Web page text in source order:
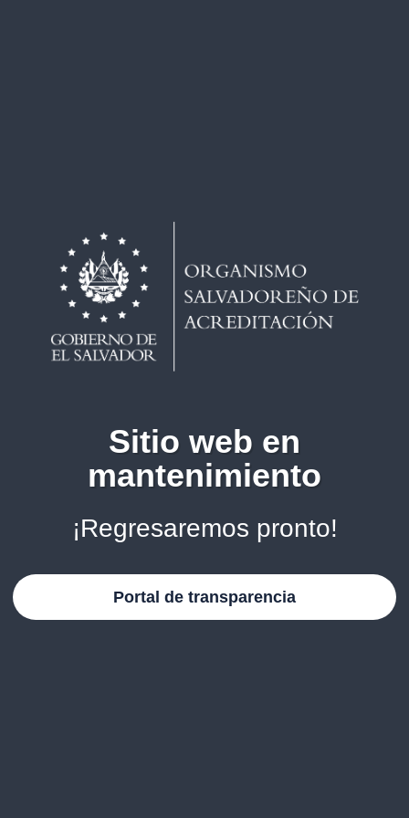
Sitio web en
mantenimiento
¡Regresaremos pronto!
Portal de transparencia